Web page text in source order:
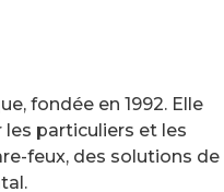
fondée en 1992. Elle
particuliers et les
feux, des solutions de